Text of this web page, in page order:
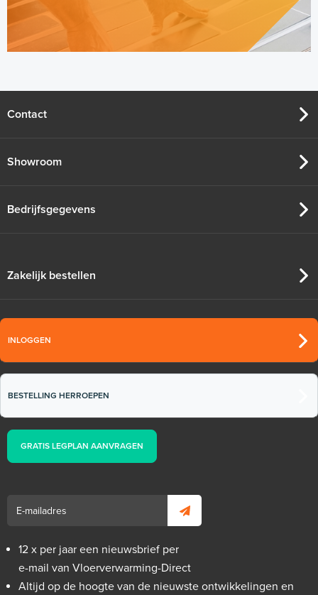
Contact
Showroom
Bedrijfsgegevens
Zakelijk bestellen
INLOGGEN
BESTELLING HERROEPEN
GRATIS LEGPLAN AANVRAGEN
12 x per jaar een nieuwsbrief per
e-mail van Vloerverwarming-Direct
Altijd op de hoogte van de nieuwste ontwikkelingen en